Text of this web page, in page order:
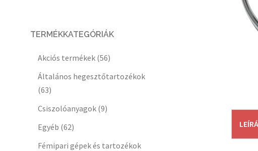
TERMÉKKATEGÓRIÁK
Akciós termékek (56)
Általános hegesztőtartozékok
(63)
Csiszolóanyagok (9)
Egyéb (62)
Fémipari gépek és tartozékok